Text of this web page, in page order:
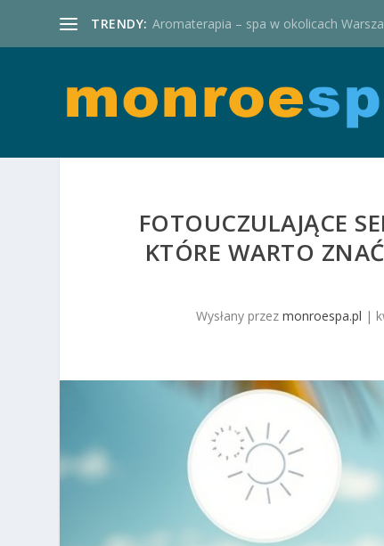
TRENDY: Aromaterapia – spa w okolicach
FOTOUCZULAJĄCE
KTÓRE WARTO
Wysłany przez monroespa.pl |